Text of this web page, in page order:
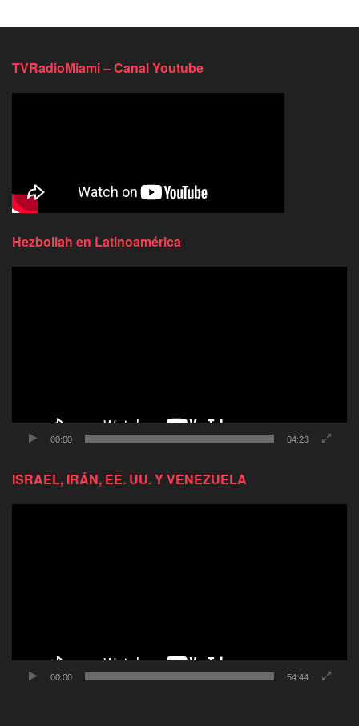
TVRadioMiami – Canal Youtube
Hezbollah en Latinoamérica
00:00 04:23
ISRAEL, IRÁN, EE. UU. Y VENEZUELA
00:00 54:44